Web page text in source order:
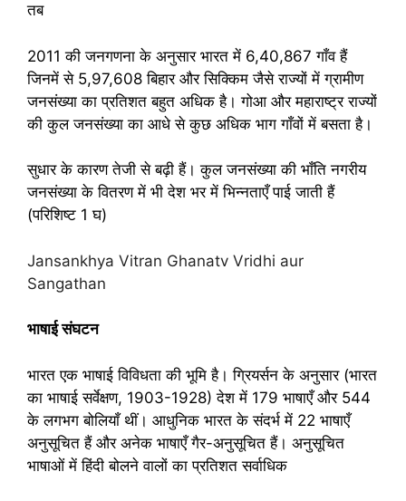
तब
2011 की जनगणना के अनुसार भारत में 6,40,867 गाँव हैं
जिनमें से 5,97,608 बिहार और सिक्किम जैसे राज्यों में ग्रामीण
जनसंख्या का प्रतिशत बहुत अधिक है। गोआ और महाराष्ट्र राज्यों
की कुल जनसंख्या का आधे से कुछ अधिक भाग गाँवों में बसता है।
सुधार के कारण तेजी से बढ़ी हैं। कुल जनसंख्या की भाँति नगरीय
जनसंख्या के वितरण में भी देश भर में भिन्नताएँ पाई जाती हैं
(परिशिष्ट 1 घ)
Jansankhya Vitran Ghanatv Vridhi aur
Sangathan
भाषाई संघटन
भारत एक भाषाई विविधता की भूमि है। ग्रियर्सन के अनुसार (भारत
का भाषाई सर्वेक्षण, 1903-1928) देश में 179 भाषाएँ और 544
के लगभग बोलियाँ थीं। आधुनिक भारत के संदर्भ में 22 भाषाएँ
अनुसूचित हैं और अनेक भाषाएँ गैर-अनुसूचित हैं। अनुसूचित
भाषाओं में हिंदी बोलने वालों का प्रतिशत सर्वाधिक